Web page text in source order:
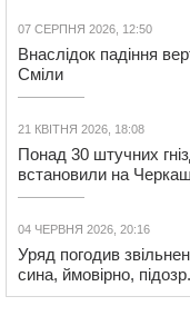
07 СЕРПНЯ 2026, 12:50
Внаслідок падіння
Сміли
21 КВІТНЯ 2026, 18:08
Понад 30 штучних
встановили на
04 ЧЕРВНЯ 2026, 20:16
Уряд погодив
сина, ймовірно,